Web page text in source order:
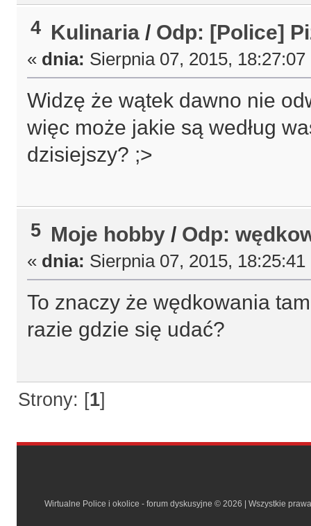
4 Kulinaria / Odp: [Police]
« dnia: Sierpnia 07, 2015,
Widzę że wątek dawno nie
więc może jakie są według
dzisiejszy? ;>
5 Moje hobby / Odp:
« dnia: Sierpnia 07, 2015,
To znaczy że wędkowania
razie gdzie się udać?
Strony: [1]
Wirtualne Police i okolice - forum dyskusyjne © 2026 | Wszystkie